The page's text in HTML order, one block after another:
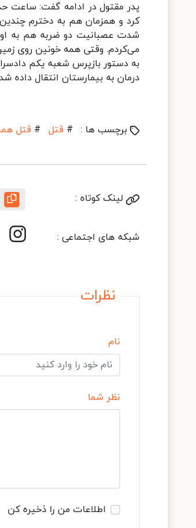
کرد و همزمان هم به دخترم چندین
شدت عصبانیت دو ضربه هم به او
می‌کردم. وقتی همه خونین روی
به دستور بازپرس شعبه یکم
درمان به بیمارستان انتقال داده
برچسب ها : # قتل # قتل
لینک کوتاه :
شبکه های اجتماعی :
نظرات
نام
نظر شما
اطلاعات من را ذخیره کن